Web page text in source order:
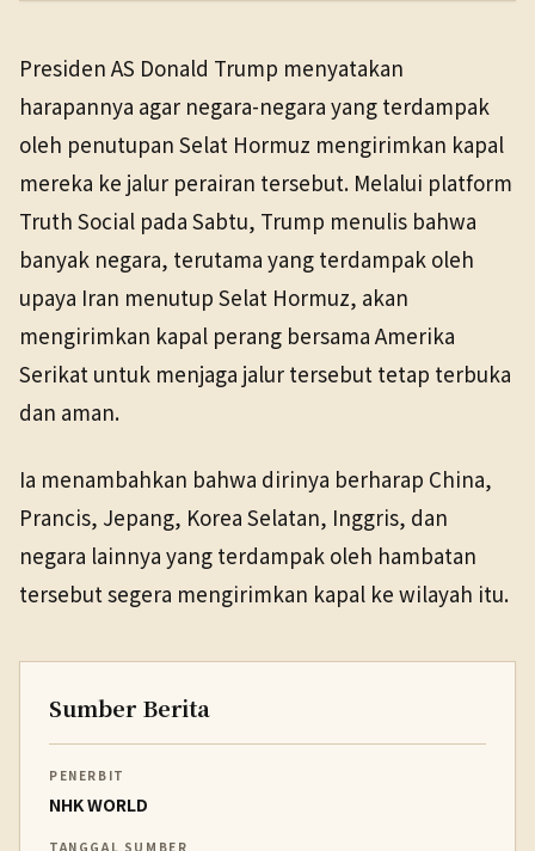
14 Mar 2026
Pranala sumber asli tidak lagi tersedia. Versi arsip
Presiden AS Donald Trump menyatakan
harapannya agar negara-negara yang terdampak
oleh penutupan Selat Hormuz mengirimkan kapal
mereka ke jalur perairan tersebut. Melalui platform
Truth Social pada Sabtu, Trump menulis bahwa
banyak negara, terutama yang terdampak oleh
upaya Iran menutup Selat Hormuz, akan
mengirimkan kapal perang bersama Amerika
Serikat untuk menjaga jalur tersebut tetap terbuka
dan aman.
Ia menambahkan bahwa dirinya berharap China,
Prancis, Jepang, Korea Selatan, Inggris, dan
negara lainnya yang terdampak oleh hambatan
tersebut segera mengirimkan kapal ke wilayah itu.
Sumber Berita
PENERBIT
NHK WORLD
TANGGAL SUMBER